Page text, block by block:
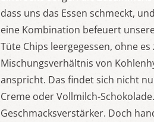
dass uns das Essen schmeckt,
eine Kombination befeuert
Tüte Chips leergegessen, ohne
Mischungsverhältnis von
anspricht. Das findet sich nicht
Creme oder Vollmilch-
Geschmacksverstärker. Doch